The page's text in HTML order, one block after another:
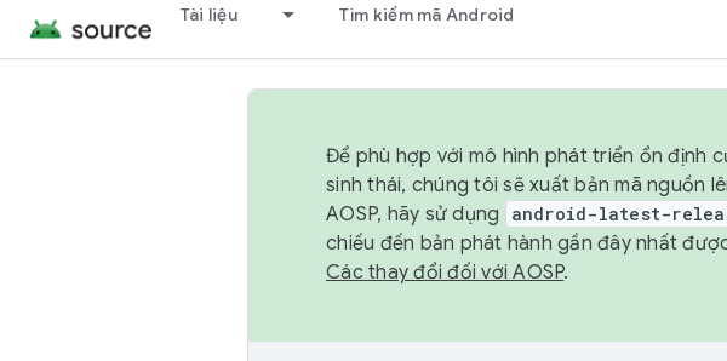
Tài liệu Tìm kiếm mã Android
Để phù hợp với mô hình phát triển ổn định
sinh thái, chúng tôi sẽ xuất bản mã nguồn
AOSP, hãy sử dụng
android-latest-
chiếu đến bản phát hành gần đây nhất
Các thay đổi đối với AOSP.